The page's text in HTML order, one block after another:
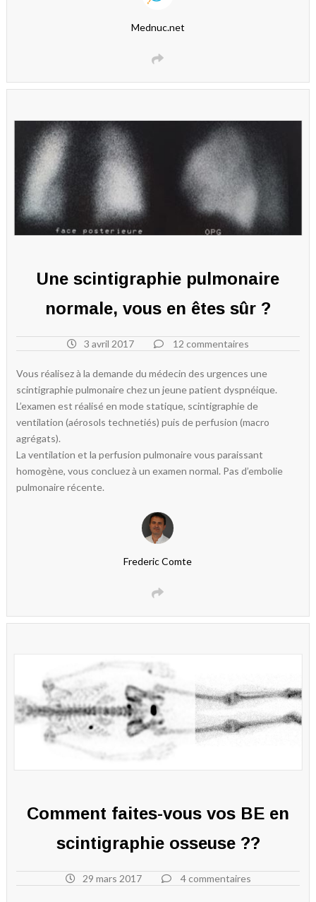
Mednuc.net
Une scintigraphie pulmonaire
normale, vous en êtes sûr ?
3 avril 2017 12 commentaires
Vous réalisez à la demande du médecin des urgences une
scintigraphie pulmonaire chez un jeune patient dyspnéique.
L’examen est réalisé en mode statique, scintigraphie de
ventilation (aérosols technetiés) puis de perfusion (macro
agrégats).
La ventilation et la perfusion pulmonaire vous paraissant
homogène, vous concluez à un examen normal. Pas d’embolie
pulmonaire récente.
Frederic Comte
Comment faites-vous vos BE en
scintigraphie osseuse ??
29 mars 2017 4 commentaires